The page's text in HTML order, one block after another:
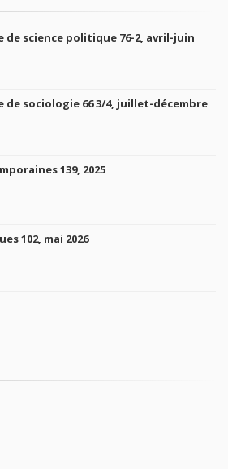
de science politique 76-2, avril-juin
de sociologie 66 3/4, juillet-décembre
139, 2025
102, mai 2026